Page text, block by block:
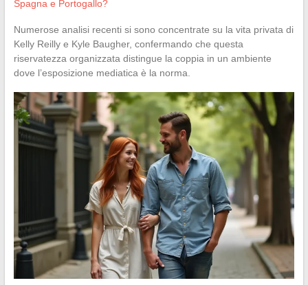
Spagna e Portogallo?
Numerose analisi recenti si sono concentrate su la vita privata di
Kelly Reilly e Kyle Baugher, confermando che questa
riservatezza organizzata distingue la coppia in un ambiente
dove l’esposizione mediatica è la norma.